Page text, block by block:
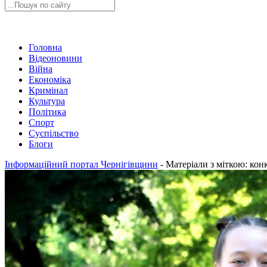
Головна
Відеоновини
Війна
Економіка
Кримінал
Культура
Політика
Спорт
Суспільство
Блоги
Інформаційний портал Чернігівщини - Матеріали з міткою: